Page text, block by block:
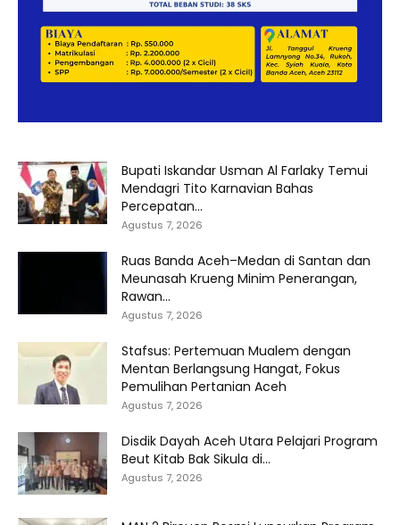
Bupati Iskandar Usman Al Farlaky Temui
Mendagri Tito Karnavian Bahas
Percepatan...
Agustus 7, 2026
Ruas Banda Aceh–Medan di Santan dan
Meunasah Krueng Minim Penerangan,
Rawan...
Agustus 7, 2026
Stafsus: Pertemuan Mualem dengan
Mentan Berlangsung Hangat, Fokus
Pemulihan Pertanian Aceh
Agustus 7, 2026
Disdik Dayah Aceh Utara Pelajari Program
Beut Kitab Bak Sikula di...
Agustus 7, 2026